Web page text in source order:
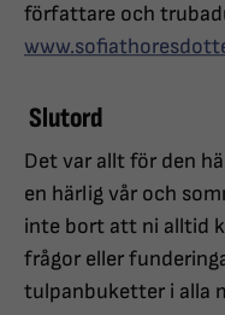
författare och
Slutord
Det var allt för den
en härlig vår och
inte bort att ni alltid
frågor eller
tulpanbuketter i alla